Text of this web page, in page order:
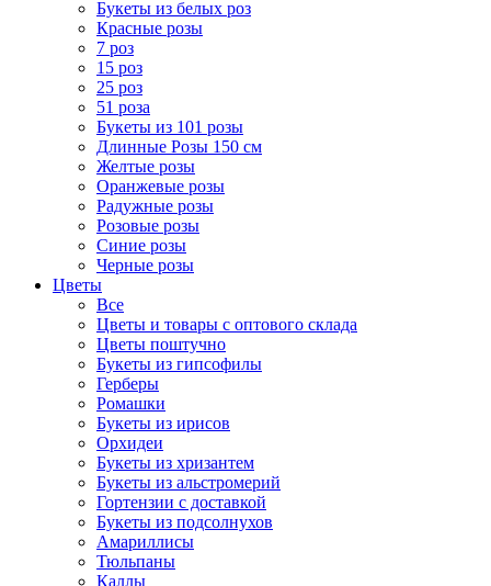
Букеты из белых роз
Красные розы
7 роз
15 роз
25 роз
51 роза
Букеты из 101 розы
Длинные Розы 150 см
Желтые розы
Оранжевые розы
Радужные розы
Розовые розы
Синие розы
Черные розы
Цветы
Все
Цветы и товары с оптового склада
Цветы поштучно
Букеты из гипсофилы
Герберы
Ромашки
Букеты из ирисов
Орхидеи
Букеты из хризантем
Букеты из альстромерий
Гортензии с доставкой
Букеты из подсолнухов
Амариллисы
Тюльпаны
Каллы